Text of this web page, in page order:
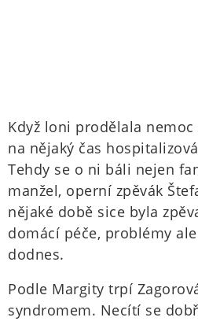
Když loni prodělala
na nějaký čas
Tehdy se o ni báli nejen
manžel, operní zpěvák
nějaké době sice byla
domácí péče, problémy
dodnes.
Podle Margity trpí
syndromem. Necítí se